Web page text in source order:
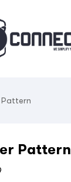
Pattern
Pattern